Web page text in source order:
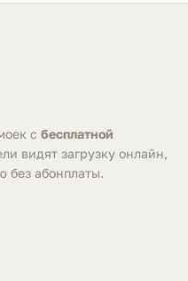
с бесплатной
видят загрузку онлайн,
без абонплаты.